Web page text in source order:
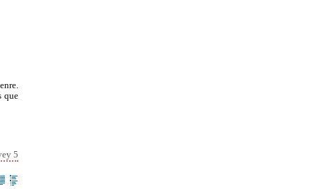
que
5